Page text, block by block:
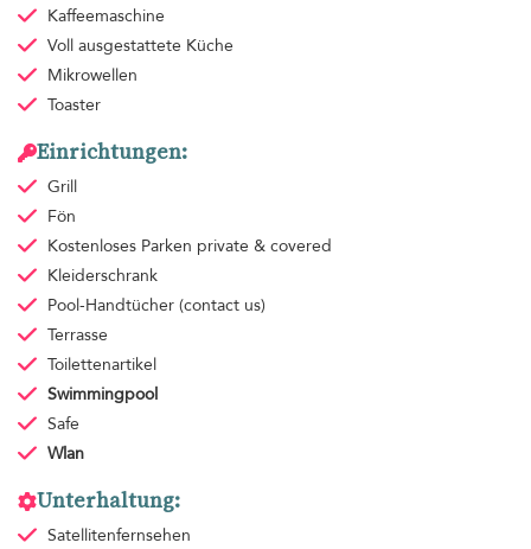
Kaffeemaschine
Voll ausgestattete Küche
Mikrowellen
Toaster
Einrichtungen:
Grill
Fön
Kostenloses Parken private & covered
Kleiderschrank
Pool-Handtücher (contact us)
Terrasse
Toilettenartikel
Swimmingpool
Safe
Wlan
Unterhaltung:
Satellitenfernsehen